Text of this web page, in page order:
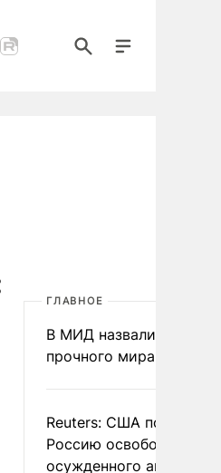
ГЛАВНОЕ
В МИД назвали условия
прочного мира на
Reuters: США
Россию освободить
осужденного